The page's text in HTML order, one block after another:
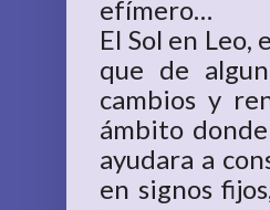
efímero…
El Sol en
que de
cambios y
ámbito
ayudara a
en signos